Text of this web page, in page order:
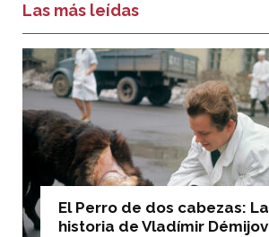
Las más leídas
El Perro de dos cabezas: La
historia de Vladímir Démijov